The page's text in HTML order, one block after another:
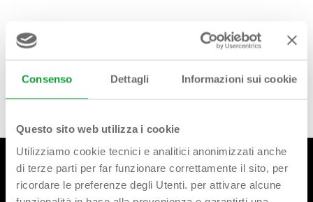
Consenso Dettagli Informazioni sui cookie
Questo sito web utilizza i cookie
Utilizziamo cookie tecnici e analitici anonimizzati anche
di terze parti per far funzionare correttamente il sito, per
ricordare le preferenze degli Utenti. per attivare alcune